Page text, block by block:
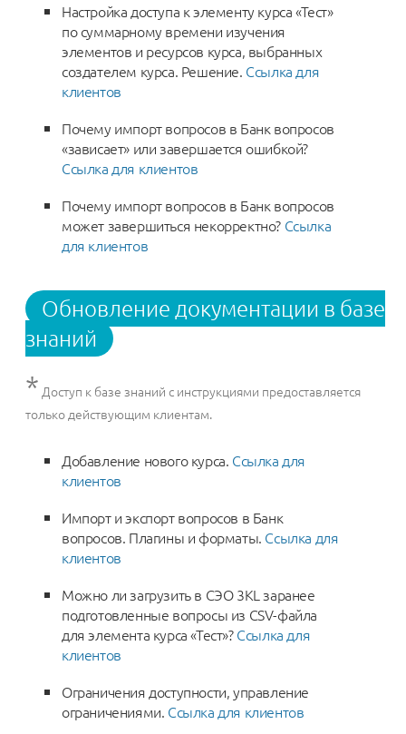
Настройка доступа к элементу курса «Тест»
по суммарному времени изучения
элементов и ресурсов курса, выбранных
создателем курса. Решение. Ссылка для
клиентов
Почему импорт вопросов в Банк вопросов
«зависает» или завершается ошибкой?
Ссылка для клиентов
Почему импорт вопросов в Банк вопросов
может завершиться некорректно? Ссылка
для клиентов
Обновление документации в базе
знаний
* Доступ к базе знаний с инструкциями предоставляется
только действующим клиентам.
Добавление нового курса. Ссылка для
клиентов
Импорт и экспорт вопросов в Банк
вопросов. Плагины и форматы. Ссылка для
клиентов
Можно ли загрузить в СЭО 3KL заранее
подготовленные вопросы из CSV-файла
для элемента курса «Тест»?Ссылка для
клиентов
Ограничения доступности, управление
ограничениями. Ссылка для клиентов